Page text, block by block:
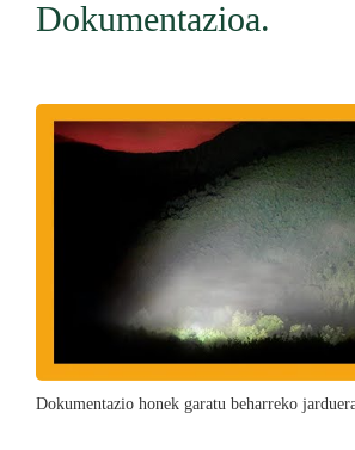
Dokumentazioa.
Dokumentazio honek garatu beharreko